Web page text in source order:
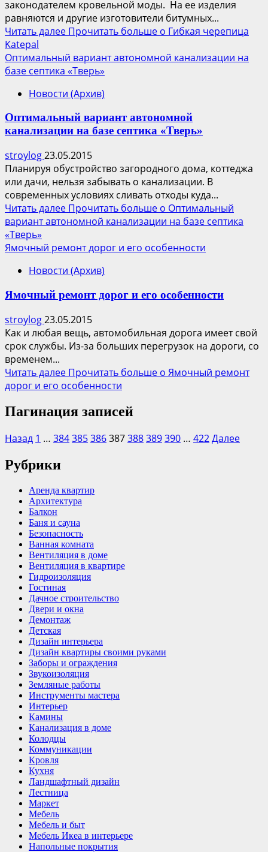
законодателем кровельной моды. На ее изделия
равняются и другие изготовители битумных...
Читать далее Прочитать больше о Гибкая черепица
Katepal
Оптимальный вариант автономной канализации на
базе септика «Тверь»
Новости (Архив)
Оптимальный вариант автономной
канализации на базе септика «Тверь»
stroylog23.05.2015
Планируя обустройство загородного дома, коттеджа
или дачи, нельзя забывать о канализации. В
современных условиях сливать отходы куда...
Читать далее Прочитать больше о Оптимальный
вариант автономной канализации на базе септика
«Тверь»
Ямочный ремонт дорог и его особенности
Новости (Архив)
Ямочный ремонт дорог и его особенности
stroylog23.05.2015
Как и любая вещь, автомобильная дорога имеет свой
срок службы. Из-за больших перегрузок на дороги, со
временем...
Читать далее Прочитать больше о Ямочный ремонт
дорог и его особенности
Пагинация записей
Назад 1 … 384385386387388389390 … 422Далее
Рубрики
Аренда квартир
Архитектура
Балкон
Баня и сауна
Безопасность
Ванная комната
Вентиляция в доме
Вентиляция в квартире
Гидроизоляция
Гостиная
Дачное строительство
Двери и окна
Демонтаж
Детская
Дизайн интерьера
Дизайн квартиры своими руками
Заборы и ограждения
Звукоизоляция
Земляные работы
Инструменты мастера
Интерьер
Камины
Канализация в доме
Колодцы
Коммуникации
Кровля
Кухня
Ландшафтный дизайн
Лестница
Маркет
Мебель
Мебель и быт
Мебель Икеа в интерьере
Напольные покрытия